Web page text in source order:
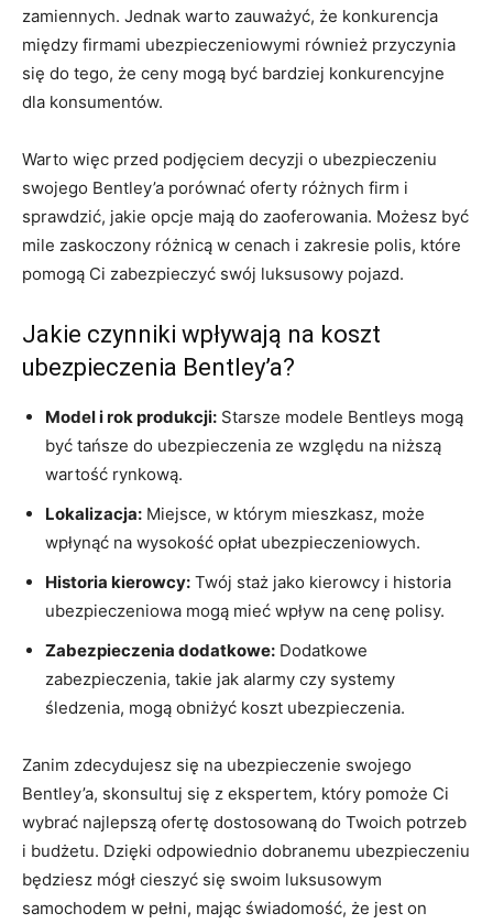
zamiennych. Jednak warto zauważyć, że konkurencja
między firmami ubezpieczeniowymi również przyczynia⁣
się do tego, że ceny mogą być bardziej ‍konkurencyjne
dla konsumentów.
Warto więc przed podjęciem decyzji o​ ubezpieczeniu
swojego Bentley’a porównać oferty‍ różnych firm i
sprawdzić, jakie opcje mają ⁢do zaoferowania. Możesz być
‍mile zaskoczony różnicą w cenach i zakresie polis, które
pomogą Ci zabezpieczyć‍ swój luksusowy pojazd.
Jakie czynniki‌ wpływają​ na koszt
ubezpieczenia Bentley’a?
Model i rok ⁢produkcji: ⁤Starsze modele Bentleys mogą
być ‌tańsze do ubezpieczenia⁣ ze względu na niższą
wartość ‌rynkową.
Lokalizacja: Miejsce, w ⁣którym mieszkasz, może
wpłynąć na wysokość opłat ubezpieczeniowych.
Historia kierowcy: Twój staż jako kierowcy i historia
ubezpieczeniowa ⁤mogą mieć wpływ ⁤na cenę polisy.
Zabezpieczenia​ dodatkowe: Dodatkowe‍
zabezpieczenia,⁣ takie jak alarmy czy ​systemy
śledzenia, mogą obniżyć koszt ubezpieczenia.
Zanim zdecydujesz się na ​ubezpieczenie swojego
Bentley’a,⁤ skonsultuj się ⁤z ekspertem, który​ pomoże⁤ Ci
wybrać najlepszą‌ ofertę ⁢dostosowaną do Twoich potrzeb
i‌ budżetu. Dzięki odpowiednio⁣ dobranemu ubezpieczeniu
będziesz mógł cieszyć się swoim luksusowym
samochodem w ⁣pełni, mając świadomość, że ⁢jest​ on